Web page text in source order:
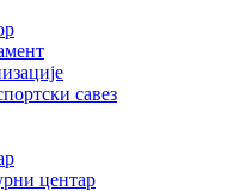
савез
центар